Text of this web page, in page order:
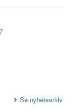
Se nyhetsarkiv